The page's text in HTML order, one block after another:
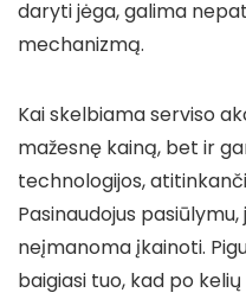
daryti jėga, galima
mechanizmą.
Kai skelbiama serviso
mažesnę kainą, bet ir
technologijos,
Pasinaudojus
neįmanoma įkainoti.
baigiasi tuo, kad po